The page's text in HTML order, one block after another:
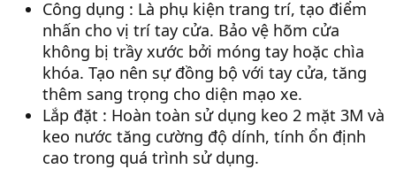
Công dụng : Là phụ kiện trang trí, tạo điểm
nhấn cho vị trí tay cửa. Bảo vệ hõm cửa
không bị trầy xước bởi móng tay hoặc chìa
khóa. Tạo nên sự đồng bộ với tay cửa, tăng
thêm sang trọng cho diện mạo xe.
Lắp đặt : Hoàn toàn sử dụng keo 2 mặt 3M và
keo nước tăng cường độ dính, tính ổn định
cao trong quá trình sử dụng.